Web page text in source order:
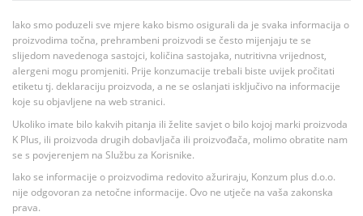
Iako smo poduzeli sve mjere kako bismo osigurali da je svaka informacija o
proizvodima točna, prehrambeni proizvodi se često mijenjaju te se
slijedom navedenoga sastojci, količina sastojaka, nutritivna vrijednost,
alergeni mogu promjeniti. Prije konzumacije trebali biste uvijek pročitati
etiketu tj. deklaraciju proizvoda, a ne se oslanjati isključivo na informacije
koje su objavljene na web stranici.
Ukoliko imate bilo kakvih pitanja ili želite savjet o bilo kojoj marki proizvoda
K Plus, ili proizvoda drugih dobavljača ili proizvođača, molimo obratite nam
se s povjerenjem na Službu za Korisnike.
Iako se informacije o proizvodima redovito ažuriraju, Konzum plus d.o.o.
nije odgovoran za netočne informacije. Ovo ne utječe na vaša zakonska
prava.